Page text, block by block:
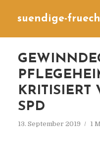
suendige-
KRITISIERT
PD
13. September 2019 1